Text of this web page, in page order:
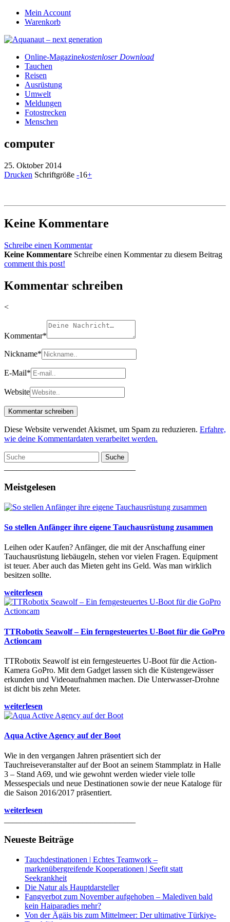
Mein Account
Warenkorb
Online-Magazinekostenloser Download
Tauchen
Reisen
Ausrüstung
Umwelt
Meldungen
Fotostrecken
Menschen
computer
25. Oktober 2014
Drucken Schriftgröße -16+
Keine Kommentare
Schreibe einen Kommentar
Keine Kommentare Schreibe einen Kommentar zu diesem Beitrag
comment this post!
Kommentar schreiben
<
Kommentar*
Nickname*
E-Mail*
Website
Diese Website verwendet Akismet, um Spam zu reduzieren. Erfahre,
wie deine Kommentardaten verarbeitet werden.
Suche
Meistgelesen
So stellen Anfänger ihre eigene Tauchausrüstung zusammen
Leihen oder Kaufen? Anfänger, die mit der Anschaffung einer
Tauchausrüstung liebäugeln, stehen vor vielen Fragen. Equipment
ist teuer. Aber auch das Mieten geht ins Geld. Was man wirklich
besitzen sollte.
weiterlesen
TTRobotix Seawolf – Ein ferngesteuertes U-Boot für die GoPro
Actioncam
TTRobotix Seawolf ist ein ferngesteuertes U-Boot für die Action-
Kamera GoPro. Mit dem Gadget lassen sich die Küstengewässer
erkunden und Videoaufnahmen machen. Die Unterwasser-Drohne
ist dicht bis zehn Meter.
weiterlesen
Aqua Active Agency auf der Boot
Wie in den vergangen Jahren präsentiert sich der
Tauchreiseveranstalter auf der Boot an seinem Stammplatz in Halle
3 – Stand A69, und wie gewohnt werden wieder viele tolle
Messespecials und neue Destinationen sowie der neue Kataloge für
die Saison 2016/2017 präsentiert.
weiterlesen
Neueste Beiträge
Tauchdestinationen | Echtes Teamwork –
markenübergreifende Kooperationen | Seefit statt
Seekrankheit
Die Natur als Hauptdarsteller
Fangverbot zum November aufgehoben – Malediven bald
kein Haiparadies mehr?
Von der Ägäis bis zum Mittelmeer: Der ultimative Türkiye-